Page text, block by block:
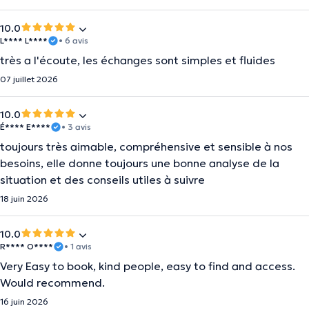
10.0
L**** L**** • 6 avis
très a l'écoute, les échanges sont simples et fluides
07 juillet 2026
10.0
É**** E**** • 3 avis
toujours très aimable, compréhensive et sensible à nos
besoins, elle donne toujours une bonne analyse de la
situation et des conseils utiles à suivre
18 juin 2026
10.0
R**** O**** • 1 avis
Very Easy to book, kind people, easy to find and access.
Would recommend.
16 juin 2026